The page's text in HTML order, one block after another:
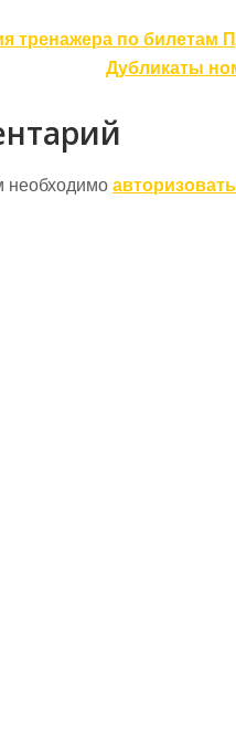
тренажера по билетам
Дубликаты
необходимо